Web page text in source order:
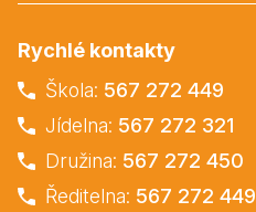
Rychlé kontakty
Škola: 567 272 449
Jídelna: 567 272 321
Družina: 567 272 450
Ředitelna: 567 272 449